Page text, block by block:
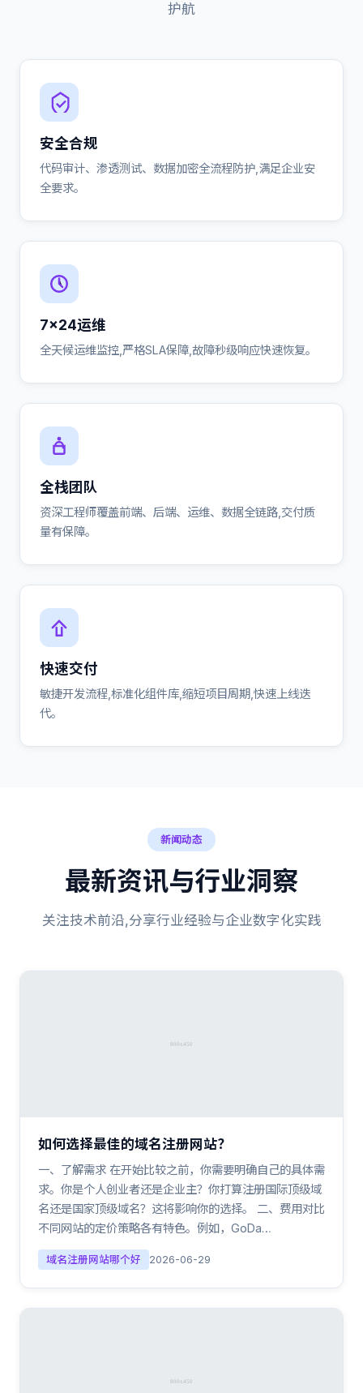
护航
安全合规
代码审计、渗透测试、数据加密全流程防护,满足企业安
全要求。
7×24运维
全天候运维监控,严格SLA保障,故障秒级响应快速恢复。
全栈团队
资深工程师覆盖前端、后端、运维、数据全链路,交付质
量有保障。
快速交付
敏捷开发流程,标准化组件库,缩短项目周期,快速上线迭
代。
新闻动态
最新资讯与行业洞察
关注技术前沿,分享行业经验与企业数字化实践
如何选择最佳的域名注册网站？
一、了解需求 在开始比较之前，你需要明确自己的具体需
求。你是个人创业者还是企业主？你打算注册国际顶级域
名还是国家顶级域名？这将影响你的选择。 二、费用对比
不同网站的定价策略各有特色。例如，GoDa…
域名注册网站哪个好 2026-06-29